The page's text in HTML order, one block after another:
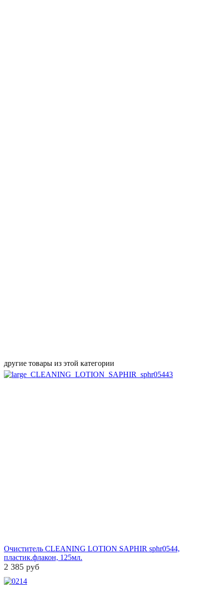
другие товары из этой категории
Очиститель CLEANING LOTION SAPHIR sphr0544,
пластик.флакон, 125мл.
2 385 руб